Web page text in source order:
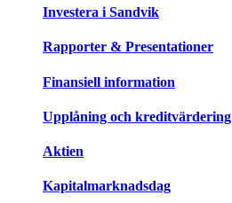
Investera i Sandvik
Rapporter & Presentationer
Finansiell information
Upplåning och kreditvärdering
Aktien
Kapitalmarknadsdag